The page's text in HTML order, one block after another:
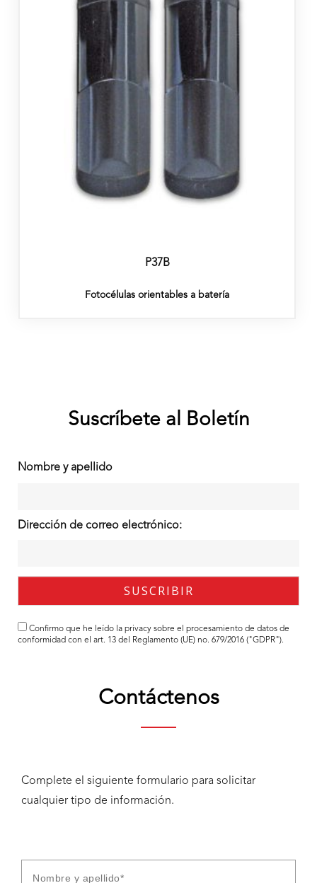
P37B
Fotocélulas orientables a batería
Suscríbete al Boletín
Nombre y apellido
Dirección de correo electrónico:
Confirmo que he leído la privacy sobre el procesamiento de datos de
conformidad con el art. 13 del Reglamento (UE) no. 679/2016 ("GDPR").
Contáctenos
Complete el siguiente formulario para solicitar
cualquier tipo de información.